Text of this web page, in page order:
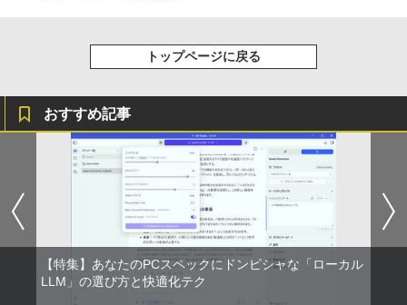
最強宮廷指南役のおっさん、追放された
僻地で無双する〜幻となった種族の美少
女たちを育てて辺境を開拓〜（コミッ
ク） ： 5 【電子書籍】[ 咲宮まふ ]
￥792
【2026年アップグレード版】AOKIMI ワイヤ
レスイヤホン bluetooth イヤホン V12 小型
軽量 ブルートゥースHi-Fi 最大36時間再生 ぶ
学/WEB会議(ホワイト)
￥1,964
Xiaomi シャオミ REDMI Buds 8 Lite ワイヤ
レスイヤホン Bluetooth 5.4 ノイズキャンセ
リング ANC 36時間再生
￥3,480
On My Road (Stadium ver.)
On My Road (Stadium ver.)
￥250
by Amazon 天然水ラベルレス 2L×9本
￥1,117
【Amazon.co.jp限定】 伊藤園 磨かれて、澄
みきった日本の水 2L 8本 ラベルレス [ ケース
] [ 水 ] [ ペットボトル ] [ 箱買い ] [ ストック
] [ 水分補給 ]
￥998
HUNTER×HUNTER モノクロ版 39 (ジャンプ
コミックスDIGITAL)
スーパーの裏でヤニ吸うふたり 9巻 (デジタル
版ビッグガンガンコミックス)
￥810
トップページに戻る
おすすめ記事
【特集】あなたのPCスペックにドンピシャな「ローカル
LLM」の選び方と快適化テク